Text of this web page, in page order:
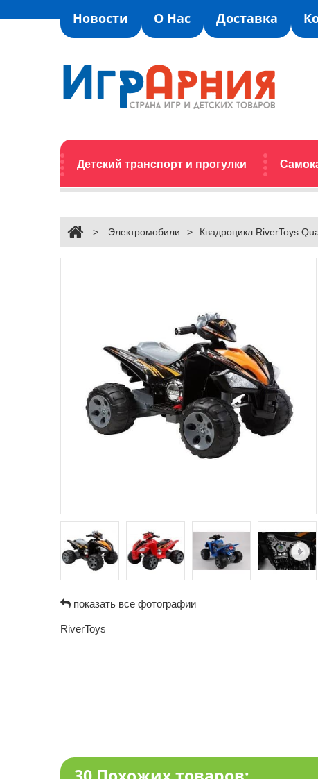
Новости О Нас Доставка
Детский транспорт и прогулки
> Электромобили > Квадроцикл RiverToys
показать все фотографии
RiverToys